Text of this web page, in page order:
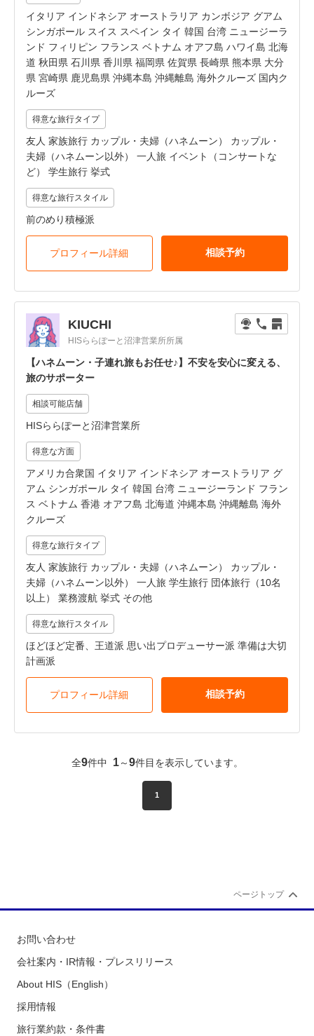
イタリア インドネシア オーストラリア カンボジア グアム
シンガポール スイス スペイン タイ 韓国 台湾 ニュージーラ
ンド フィリピン フランス ベトナム オアフ島 ハワイ島 北海
道 秋田県 石川県 香川県 福岡県 佐賀県 長崎県 熊本県 大分
県 宮崎県 鹿児島県 沖縄本島 沖縄離島 海外クルーズ 国内ク
ルーズ
得意な旅行タイプ
友人 家族旅行 カップル・夫婦（ハネムーン） カップル・
夫婦（ハネムーン以外） 一人旅 イベント（コンサートな
ど） 学生旅行 挙式
得意な旅行スタイル
前のめり積極派
プロフィール詳細 相談予約
KIUCHI
HISららぽーと沼津営業所所属
【ハネムーン・子連れ旅もお任せ♪】不安を安心に変える、
旅のサポーター
相談可能店舗
HISららぽーと沼津営業所
得意な方面
アメリカ合衆国 イタリア インドネシア オーストラリア グ
アム シンガポール タイ 韓国 台湾 ニュージーランド フラン
ス ベトナム 香港 オアフ島 北海道 沖縄本島 沖縄離島 海外
クルーズ
得意な旅行タイプ
友人 家族旅行 カップル・夫婦（ハネムーン） カップル・
夫婦（ハネムーン以外） 一人旅 学生旅行 団体旅行（10名
以上） 業務渡航 挙式 その他
得意な旅行スタイル
ほどほど定番、王道派 思い出プロデューサー派 準備は大切
計画派
プロフィール詳細 相談予約
全9件中 1～9件目を表示しています。
1
お問い合わせ
会社案内・IR情報・プレスリリース
About HIS（English）
採用情報
旅行業約款・条件書
ページトップ